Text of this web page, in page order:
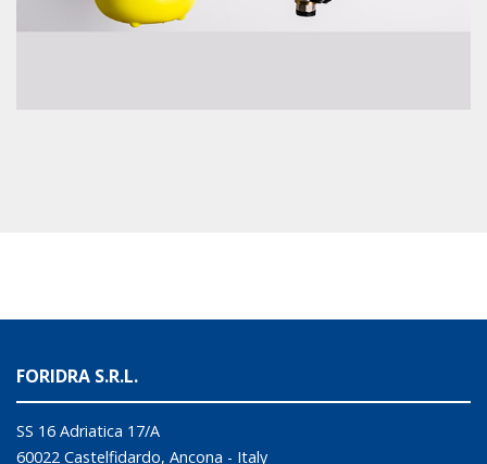
FORIDRA S.R.L.
SS 16 Adriatica 17/A
60022 Castelfidardo, Ancona - Italy